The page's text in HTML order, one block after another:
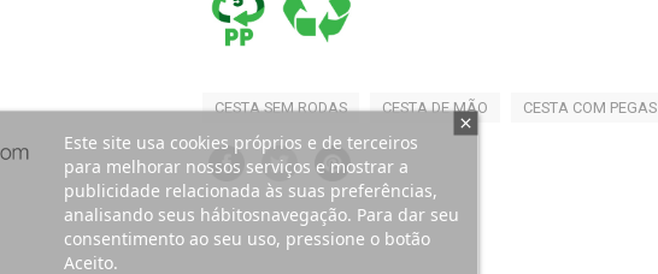
CESTA SEM RODAS CESTA DE MÃO CESTA COM PEGAS
Este site usa cookies próprios e de terceiros
para melhorar nossos serviços e mostrar a
publicidade relacionada às suas preferências,
analisando seus hábitosnavegação. Para dar seu
consentimento ao seu uso, pressione o botão
Aceito.